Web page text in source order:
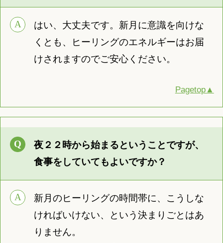
はい、大丈夫です。新月に意識を向けな
くとも、ヒーリングのエネルギーはお届
けされますのでご安心ください。
Pagetop▲
夜２２時から始まるということですが、
食事をしていてもよいですか？
新月のヒーリングの時間帯に、こうしな
ければいけない、という決まりごとはあ
りません。